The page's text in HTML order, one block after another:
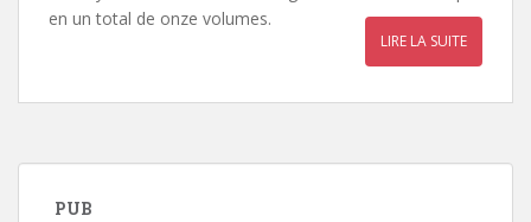
en un total de onze volumes.
LIRE LA SUITE
PUB